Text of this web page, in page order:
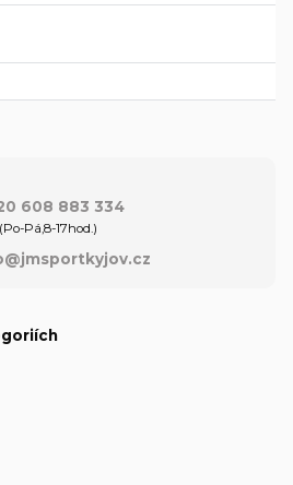
608 883 334
(Po-Pá,8-17hod.)